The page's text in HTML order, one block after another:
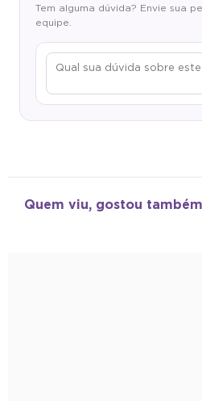
equipe.
Quem viu, gostou também